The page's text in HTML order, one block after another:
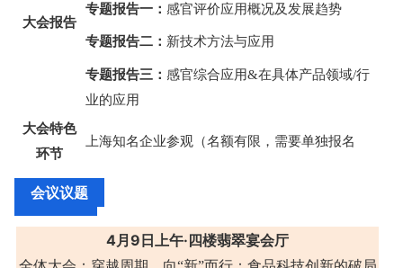
大会报告
专题报告一： 感官评价应用概况及发展趋势
专题报告二： 新技术方法与应用
专题报告三： 感官综合应用&在具体产品领域/行
业的应用
大会特色
环节
上海知名企业参观（名额有限，需要单独报名
会议议题
4月9日上午·四楼翡翠宴会厅